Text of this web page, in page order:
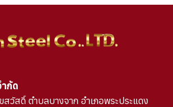
กัด
สดิ์ ตำบลบางจาก อำเภอพระประแดง